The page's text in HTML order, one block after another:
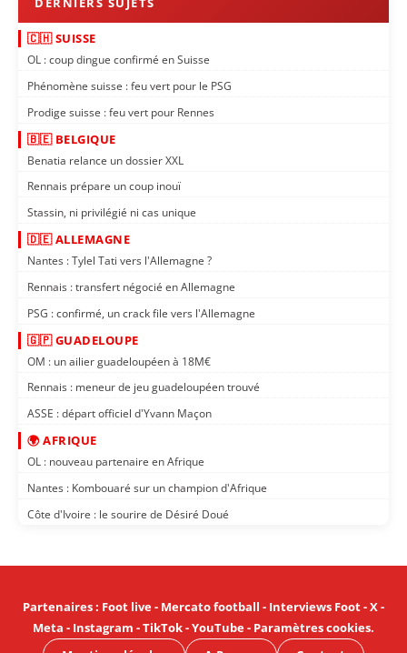
🇨🇭 SUISSE
OL : coup dingue confirmé en Suisse
Phénomène suisse : feu vert pour le PSG
Prodige suisse : feu vert pour Rennes
🇧🇪 BELGIQUE
Benatia relance un dossier XXL
Rennais prépare un coup inouï
Stassin, ni privilégié ni cas unique
🇩🇪 ALLEMAGNE
Nantes : Tylel Tati vers l'Allemagne ?
Rennais : transfert négocié en Allemagne
PSG : confirmé, un crack file vers l'Allemagne
🇬🇵 GUADELOUPE
OM : un ailier guadeloupéen à 18M€
Rennais : meneur de jeu guadeloupéen trouvé
ASSE : départ officiel d'Yvann Maçon
🌍 AFRIQUE
OL : nouveau partenaire en Afrique
Nantes : Kombouaré sur un champion d'Afrique
Côte d'Ivoire : le sourire de Désiré Doué
Partenaires: Foot live- Mercato football - Interviews Foot-X-
Meta - Instagram -TikTok-YouTube- Paramètres cookies.